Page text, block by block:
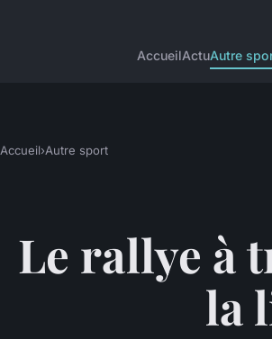
AccueilActuAutre
Accueil›Autre sport
Le rallye à
la